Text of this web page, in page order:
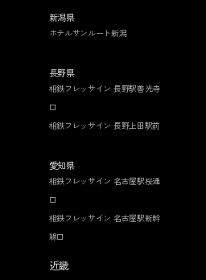
新潟県
ホテルサンルート新潟
長野県
相鉄フレッサイン 長野駅善光寺
口
相鉄フレッサイン 長野上田駅前
愛知県
相鉄フレッサイン 名古屋駅桜通
口
相鉄フレッサイン 名古屋駅新幹
線口
近畿